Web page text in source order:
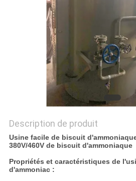
POLITIQUE
CONFIDENTIALITÉ
Description de produit
Usine facile de biscuit
380V/460V de biscuit d'ammoniaque
Propriétés et caractéristiques de
d'ammoniac :